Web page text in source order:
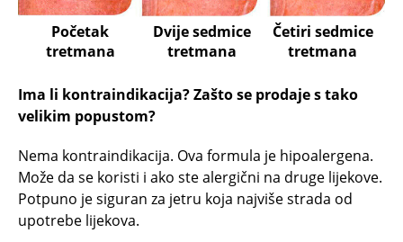
Početak
tretmana
Dvije sedmice
tretmana
Četiri sedmice
tretmana
Ima li kontraindikacija? Zašto se prodaje s tako
velikim popustom?
Nema kontraindikacija. Ova formula je hipoalergena.
Može da se koristi i ako ste alergični na druge lijekove.
Potpuno je siguran za jetru koja najviše strada od
upotrebe lijekova.